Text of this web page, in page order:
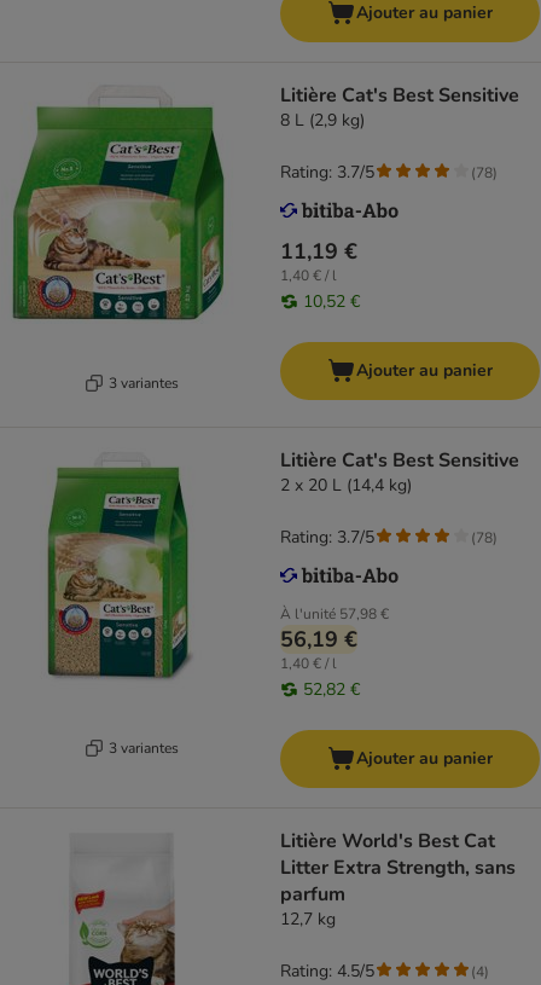
Ajouter au panier
3 variantes
Litière Cat's Best Sensitive
8 L (2,9 kg)
11,19 €
1,40 € / l
10,52 €
Rating: 3.7/5 (78)
Ajouter au panier
3 variantes
Litière Cat's Best Sensitive
2 x 20 L (14,4 kg)
À l'unité 57,98 €
56,19 €
1,40 € / l
52,82 €
Rating: 3.7/5 (78)
Ajouter au panier
Litière World's Best Cat
Litter Extra Strength, sans
parfum
12,7 kg
Rating: 4.5/5 (4)